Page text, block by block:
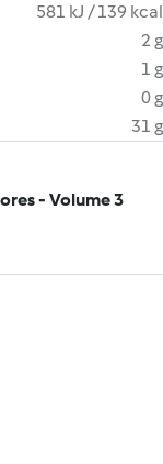
581 kJ / 139 kcal
2 g
1 g
0 g
31 g
- Volume 3